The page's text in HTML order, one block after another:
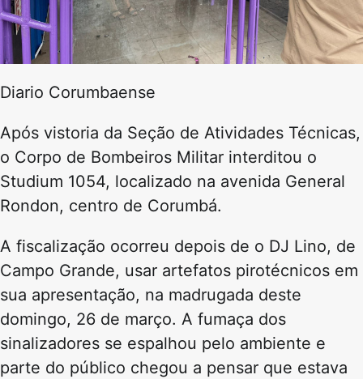
Diario Corumbaense
Após vistoria da Seção de Atividades Técnicas,
o Corpo de Bombeiros Militar interditou o
Studium 1054, localizado na avenida General
Rondon, centro de Corumbá.
A fiscalização ocorreu depois de o DJ Lino, de
Campo Grande, usar artefatos pirotécnicos em
sua apresentação, na madrugada deste
domingo, 26 de março. A fumaça dos
sinalizadores se espalhou pelo ambiente e
parte do público chegou a pensar que estava